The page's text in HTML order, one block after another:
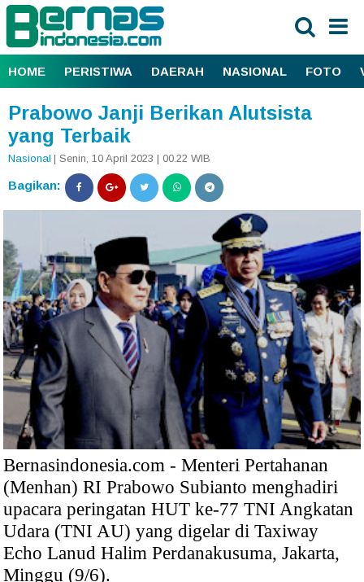
HOME PERISTIWA DAERAH NASIONAL FOTO
Prabowo Janji Berikan Alutsista
yang Terbaik
Nasional | Senin, 10 April 2023 | 00.22 WIB
Bagikan:
Bernasindonesia.com - Menteri Pertahanan
(Menhan) RI Prabowo Subianto menghadiri
upacara peringatan HUT ke-77 TNI Angkatan
Udara (TNI AU) yang digelar di Taxiway
Echo Lanud Halim Perdanakusuma, Jakarta,
Minggu (9/6).